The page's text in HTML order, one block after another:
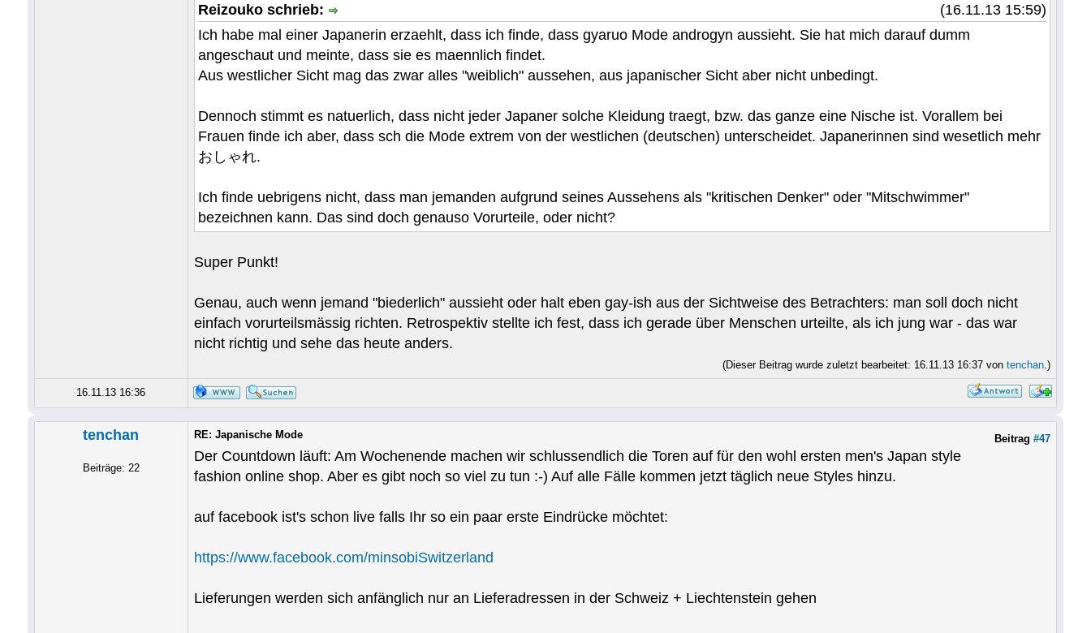
(16.11.13 15:59)
Reizouko schrieb:
Ich habe mal einer Japanerin erzaehlt, dass ich finde, dass gyaruo Mode androgyn aussieht. Sie hat mich darauf dumm
angeschaut und meinte, dass sie es maennlich findet.
Aus westlicher Sicht mag das zwar alles "weiblich" aussehen, aus japanischer Sicht aber nicht unbedingt.
Dennoch stimmt es natuerlich, dass nicht jeder Japaner solche Kleidung traegt, bzw. das ganze eine Nische ist. Vorallem bei
Frauen finde ich aber, dass sch die Mode extrem von der westlichen (deutschen) unterscheidet. Japanerinnen sind wesetlich mehr
おしゃれ.
Ich finde uebrigens nicht, dass man jemanden aufgrund seines Aussehens als "kritischen Denker" oder "Mitschwimmer"
bezeichnen kann. Das sind doch genauso Vorurteile, oder nicht?
Super Punkt!
Genau, auch wenn jemand "biederlich" aussieht oder halt eben gay-ish aus der Sichtweise des Betrachters: man soll doch nicht
einfach vorurteilsmässig richten. Retrospektiv stellte ich fest, dass ich gerade über Menschen urteilte, als ich jung war - das war
nicht richtig und sehe das heute anders.
(Dieser Beitrag wurde zuletzt bearbeitet: 16.11.13 16:37 von tenchan.)
16.11.13 16:36
tenchan
Beiträge: 22
Beitrag #47
RE: Japanische Mode
Der Countdown läuft: Am Wochenende machen wir schlussendlich die Toren auf für den wohl ersten men's Japan style
fashion online shop. Aber es gibt noch so viel zu tun :-) Auf alle Fälle kommen jetzt täglich neue Styles hinzu.
auf facebook ist's schon live falls Ihr so ein paar erste Eindrücke möchtet:
https://www.facebook.com/minsobiSwitzerland
Lieferungen werden sich anfänglich nur an Lieferadressen in der Schweiz + Liechtenstein gehen